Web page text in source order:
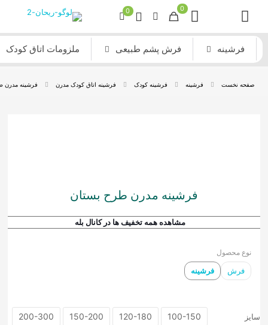
0
0
فرشینه فرش پشم طبیعی ملزومات اتاق کودک
صفحه نخست فرشینه فرشینه کودک فرشینه اتاق کودک مدرن فرشینه مدرن
فرشینه مدرن طرح بستان
مشاهده همه تخفیف ها در کانال بله
نوع محصول
فرش فرشینه
سایز 100-150
120-180
150-200
200-300
فرش ماشینی مدرن